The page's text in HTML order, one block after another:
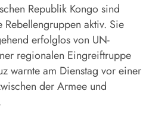
Republik Kongo sind
Rebellengruppen aktiv. Sie
erfolglos von UN-
regionalen Eingreiftruppe
warnte am Dienstag vor einer
der Armee und